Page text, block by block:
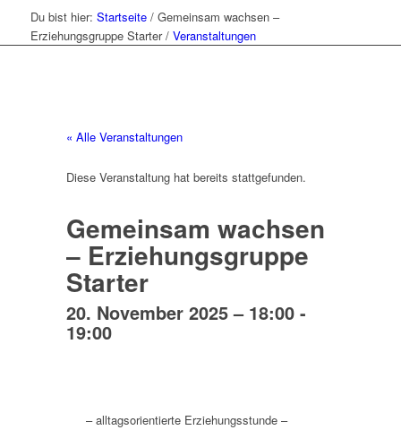
Du bist hier: Startseite / Gemeinsam wachsen –
Erziehungsgruppe Starter / Veranstaltungen
« Alle Veranstaltungen
Diese Veranstaltung hat bereits stattgefunden.
Gemeinsam wachsen
– Erziehungsgruppe
Starter
20. November 2025 – 18:00-
19:00
– alltagsorientierte Erziehungsstunde –